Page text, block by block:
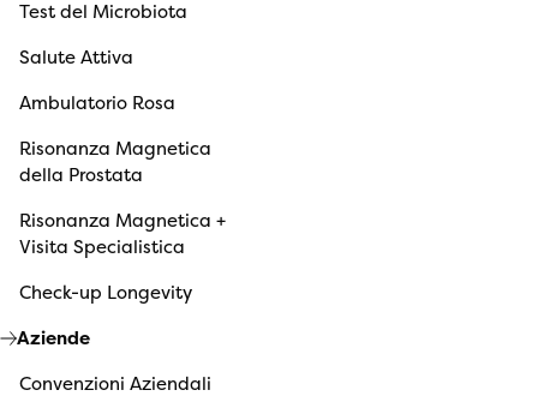
Test del Microbiota
Salute Attiva
Ambulatorio Rosa
Risonanza Magnetica
della Prostata
Risonanza Magnetica +
Visita Specialistica
Check-up Longevity
Aziende
Convenzioni Aziendali